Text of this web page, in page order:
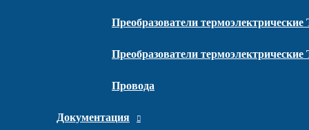
Преобразователи
Преобразователи термоэлектрические
Провода
Документация